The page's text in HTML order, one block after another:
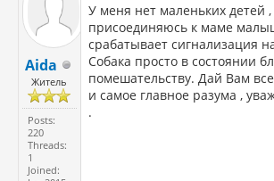
Aida
Житель
Posts:
220
Threads:
1
Joined:
У меня нет маленьких детей ,
присоединяюсь к маме
срабатывает сигнализация
Собака просто в состоянии
помешательству. Дай Вам
и самое главное разума ,
.